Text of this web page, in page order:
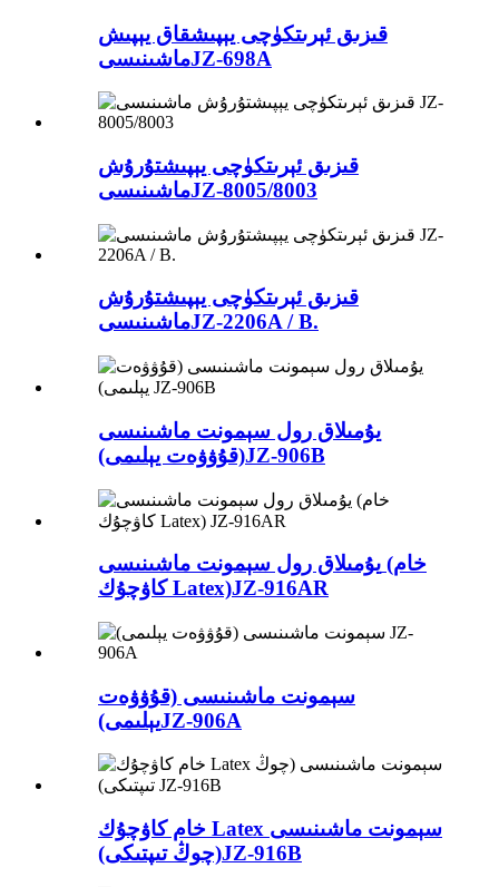
قىزىق ئېرىتكۈچى يېپىشقاق يېپىش
ماشىنىسىJZ-698A
قىزىق ئېرىتكۈچى يېپىشتۇرۇش
ماشىنىسىJZ-8005/8003
قىزىق ئېرىتكۈچى يېپىشتۇرۇش
ماشىنىسىJZ-2206A / B.
يۇمىلاق رول سېمونت ماشىنىسى
(قۇۋۋەت يېلىمى)JZ-906B
يۇمىلاق رول سېمونت ماشىنىسى (خام
كاۋچۇك Latex)JZ-916AR
سېمونت ماشىنىسى (قۇۋۋەت
يېلىمى)JZ-906A
خام كاۋچۇك Latex سېمونت ماشىنىسى
(چوڭ تىپتىكى)JZ-916B